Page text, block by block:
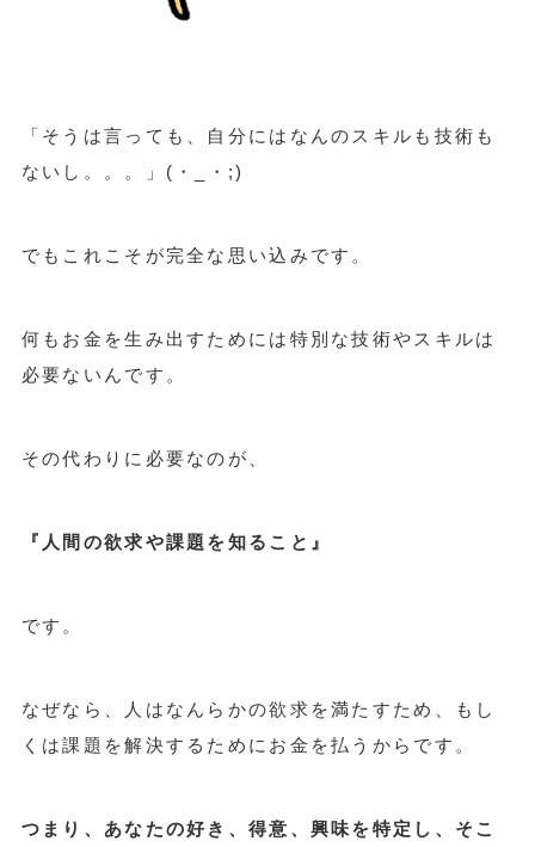
「そうは言っても、自分にはなんのスキルも技術も
ないし。。。」(・_・;)
でもこれこそが完全な思い込みです。
何もお金を生み出すためには特別な技術やスキルは
必要ないんです。
その代わりに必要なのが、
『人間の欲求や課題を知ること』
です。
なぜなら、人はなんらかの欲求を満たすため、もし
くは課題を解決するためにお金を払うからです。
つまり、あなたの好き、得意、興味を特定し、そこ